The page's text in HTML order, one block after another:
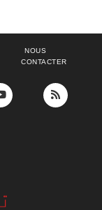
NOUS
CONTACTER